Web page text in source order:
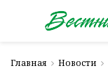
Главная Новости